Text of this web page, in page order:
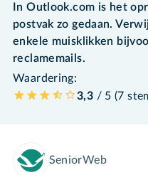
In Outlook.com is het
postvak zo gedaan.
enkele muisklikken
reclamemails.
Waardering:
3,3 / 5 (7
SeniorWeb